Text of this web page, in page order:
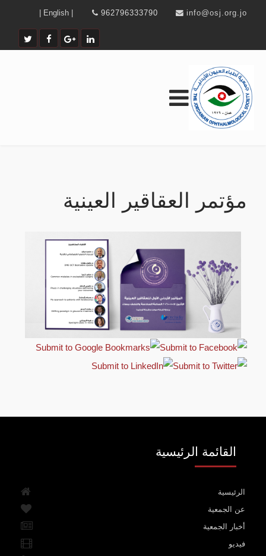
962796333790 info@osj.org.jo
مؤتمر العقاقير العينية
القائمة الرئيسية
الرئيسية
عن الجمعية
أخبار الجمعية
فيديو